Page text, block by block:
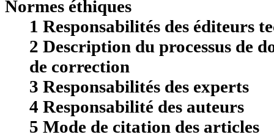
Normes éthiques
1 Responsabilités des éditeurs
2 Description du processus de
de correction
3 Responsabilités des experts
4 Responsabilité des auteurs
5 Mode de citation des articles